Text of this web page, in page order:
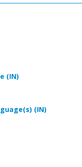
(IN)
(IN)